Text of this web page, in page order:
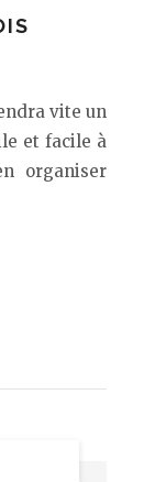
vite un
et facile à
organiser